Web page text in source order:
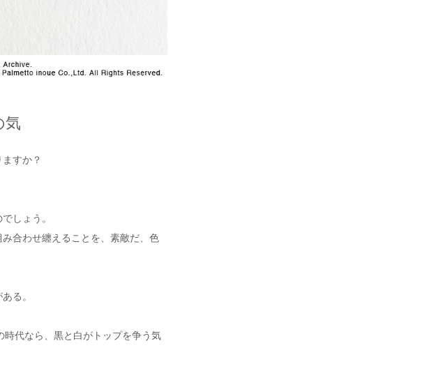
気
すか？
しょう。
合わせ纏えることを、素敵だ、色
る。
時代なら、黒と白がトップを争う気